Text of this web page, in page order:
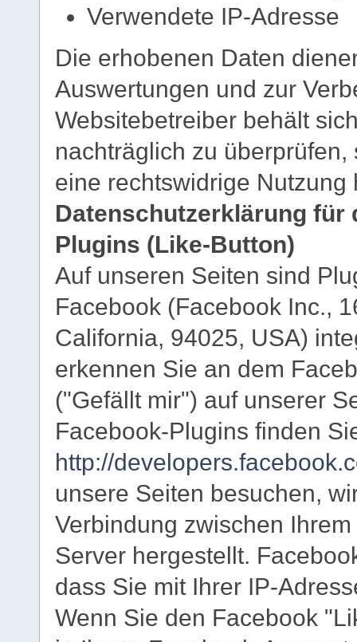
Verwendete IP-Adresse
Die erhobenen Daten
Auswertungen und zur
Websitebetreiber behält
nachträglich zu
eine rechtswidrige
Datenschutzerklärung für
Plugins (Like-Button)
Auf unseren Seiten sind
Facebook (Facebook Inc.,
California, 94025, USA)
erkennen Sie an dem
("Gefällt mir") auf unserer
Facebook-Plugins finden
http://
unsere Seiten besuchen,
Verbindung zwischen
Server hergestellt.
dass Sie mit Ihrer IP-
Wenn Sie den Facebook